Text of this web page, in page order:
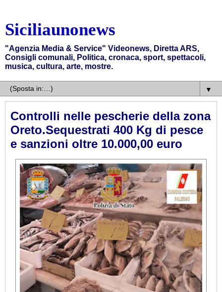
Siciliaunonews
"Agenzia Media & Service" Videonews, Diretta ARS,
Consigli comunali, Politica, cronaca, sport, spettacoli,
musica, cultura, arte, mostre.
▼
Controlli nelle pescherie della zona
Oreto.Sequestrati 400 Kg di pesce
e sanzioni oltre 10.000,00 euro